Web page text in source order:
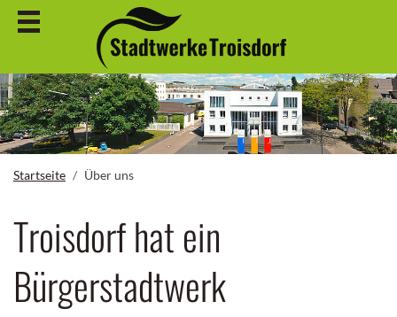
Startseite Über uns
Troisdorf hat ein
Bürgerstadtwerk